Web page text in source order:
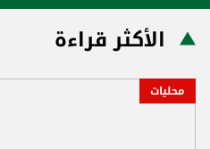
الأكثر قراءة
محليات